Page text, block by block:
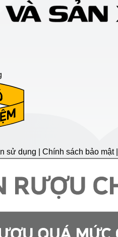
dụng | Chính sách bảo mật